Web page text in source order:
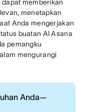
memberikan
menetapkan
Anda mengerjakan
buatan AI Asana
pemangku
mengurangi
Anda—